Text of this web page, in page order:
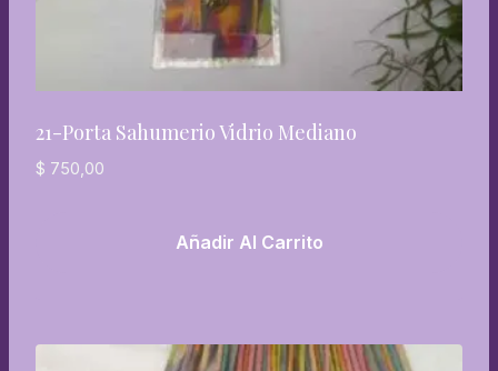
21-Porta Sahumerio Vidrio Mediano
$ 750,00
Añadir Al Carrito